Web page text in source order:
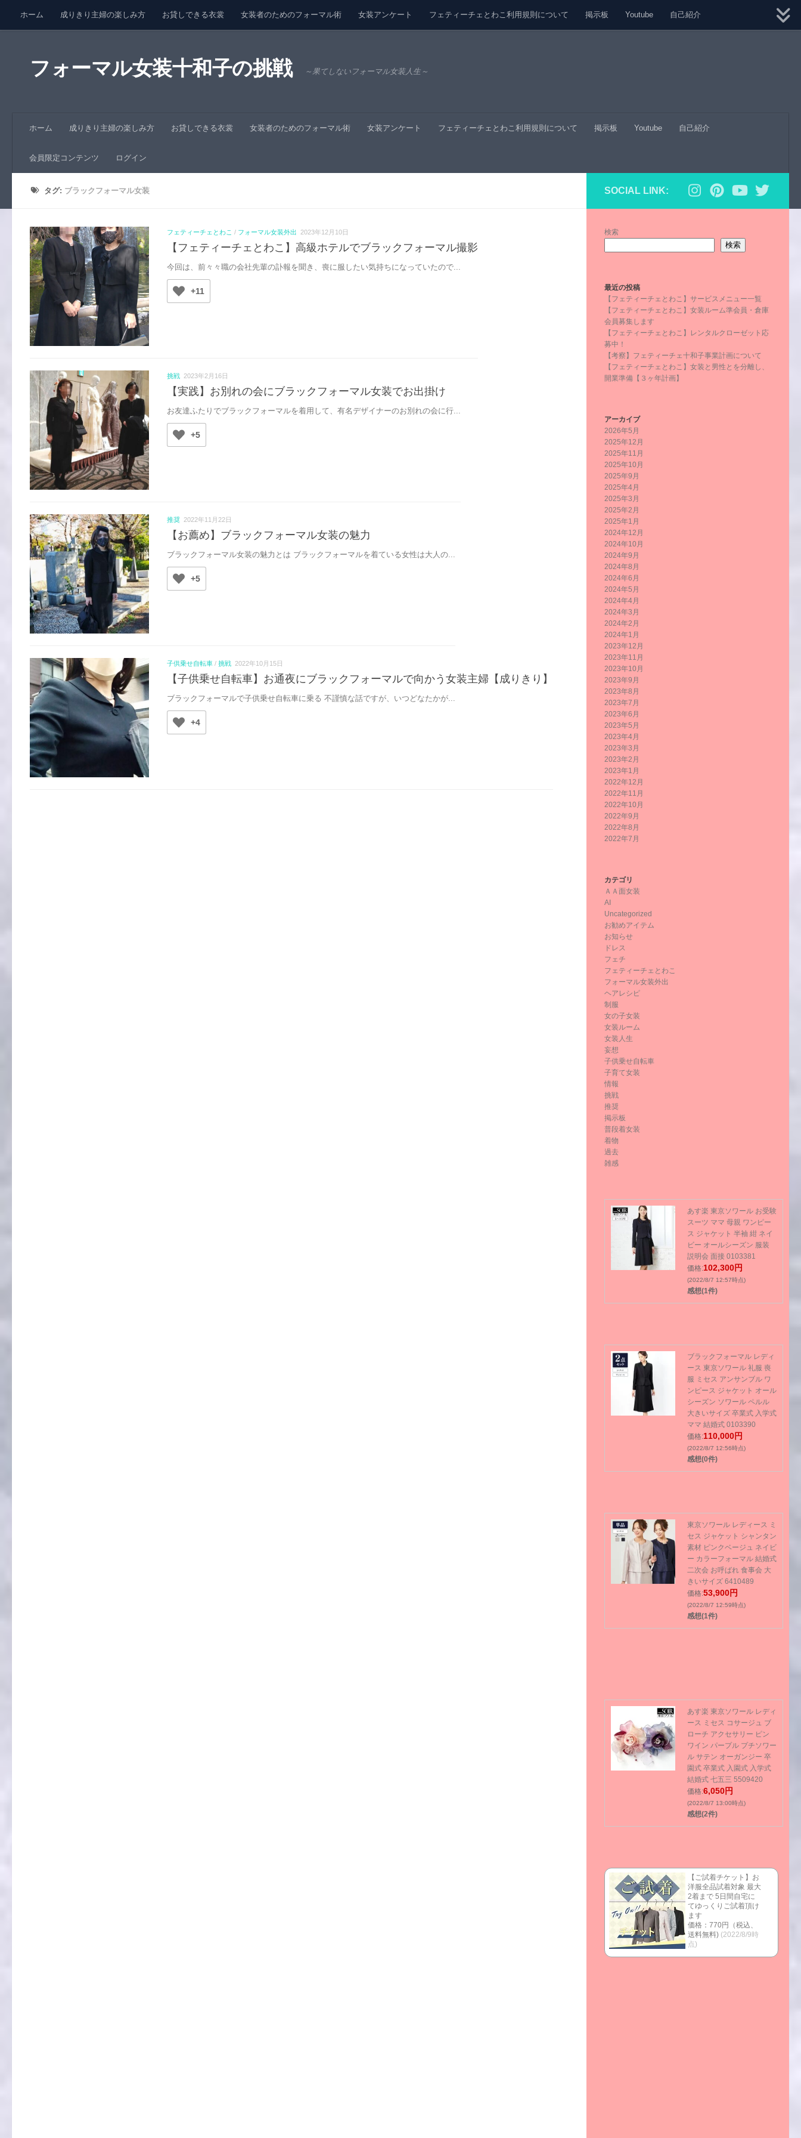
コンテンツへスキップ
ホーム 成りきり主婦の楽しみ方 お貸しできる衣裳 女装者のためのフォーマル術 女装アンケート フェティーチェとわこ利用規則について 掲示板 Youtube 自己紹介
フォーマル女装十和子の挑戦 ～果てしないフォーマル女装人生～
ホーム 成りきり主婦の楽しみ方 お貸しできる衣裳 女装者のためのフォーマル術 女装アンケート フェティーチェとわこ利用規則について 掲示板 Youtube 自己紹介
会員限定コンテンツ ログイン
タグ: ブラックフォーマル女装
フェティーチェとわこ / フォーマル女装外出 2023年12月10日
【フェティーチェとわこ】高級ホテルでブラックフォーマル撮影
今回は、前々々職の会社先輩の訃報を聞き、喪に服したい気持ちになっていたので...
+11
挑戦 2023年2月16日
【実践】お別れの会にブラックフォーマル女装でお出掛け
お友達ふたりでブラックフォーマルを着用して、有名デザイナーのお別れの会に行...
+5
推奨 2022年11月22日
【お薦め】ブラックフォーマル女装の魅力
ブラックフォーマル女装の魅力とは ブラックフォーマルを着ている女性は大人の...
+5
子供乗せ自転車 / 挑戦 2022年10月15日
【子供乗せ自転車】お通夜にブラックフォーマルで向かう女装主婦【成りきり】
ブラックフォーマルで子供乗せ自転車に乗る 不謹慎な話ですが、いつどなたかが...
+4
SOCIAL LINK:
検索
検索
最近の投稿
【フェティーチェとわこ】サービスメニュー一覧
【フェティーチェとわこ】女装ルーム準会員・倉庫
会員募集します
【フェティーチェとわこ】レンタルクローゼット応
募中！
【考察】フェティーチェ十和子事業計画について
【フェティーチェとわこ】女装と男性とを分離し、
開業準備【３ヶ年計画】
アーカイブ
2026年5月
2025年12月
2025年11月
2025年10月
2025年9月
2025年4月
2025年3月
2025年2月
2025年1月
2024年12月
2024年10月
2024年9月
2024年8月
2024年6月
2024年5月
2024年4月
2024年3月
2024年2月
2024年1月
2023年12月
2023年11月
2023年10月
2023年9月
2023年8月
2023年7月
2023年6月
2023年5月
2023年4月
2023年3月
2023年2月
2023年1月
2022年12月
2022年11月
2022年10月
2022年9月
2022年8月
2022年7月
カテゴリ
ＡＡ面女装
AI
Uncategorized
お勧めアイテム
お知らせ
ドレス
フェチ
フェティーチェとわこ
フォーマル女装外出
ヘアレシピ
制服
女の子女装
女装ルーム
女装人生
妄想
子供乗せ自転車
子育て女装
情報
挑戦
推奨
掲示板
普段着女装
着物
過去
雑感
あす楽 東京ソワール お受験
スーツ ママ 母親 ワンピー
ス ジャケット 半袖 紺 ネイ
ビー オールシーズン 服装
説明会 面接 0103381
価格:102,300円
(2022/8/7 12:57時点)
感想(1件)
ブラックフォーマル レディ
ース 東京ソワール 礼服 喪
服 ミセス アンサンブル ワ
ンピース ジャケット オール
シーズン ソワール ペルル
大きいサイズ 卒業式 入学式
ママ 結婚式 0103390
価格:110,000円
(2022/8/7 12:56時点)
感想(0件)
東京ソワール レディース ミ
セス ジャケット シャンタン
素材 ピンクベージュ ネイビ
ー カラーフォーマル 結婚式
二次会 お呼ばれ 食事会 大
きいサイズ 6410489
価格:53,900円
(2022/8/7 12:59時点)
感想(1件)
あす楽 東京ソワール レディ
ース ミセス コサージュ ブ
ローチ アクセサリー ピン
ワイン パープル プチソワー
ル サテン オーガンジー 卒
園式 卒業式 入園式 入学式
結婚式 七五三 5509420
価格:6,050円
(2022/8/7 13:00時点)
感想(2件)
【ご試着チケット】お
洋服全品試着対象 最大
2着まで 5日間自宅に
てゆっくりご試着頂け
ます
価格：770円（税込、
送料無料) (2022/8/9時
点)